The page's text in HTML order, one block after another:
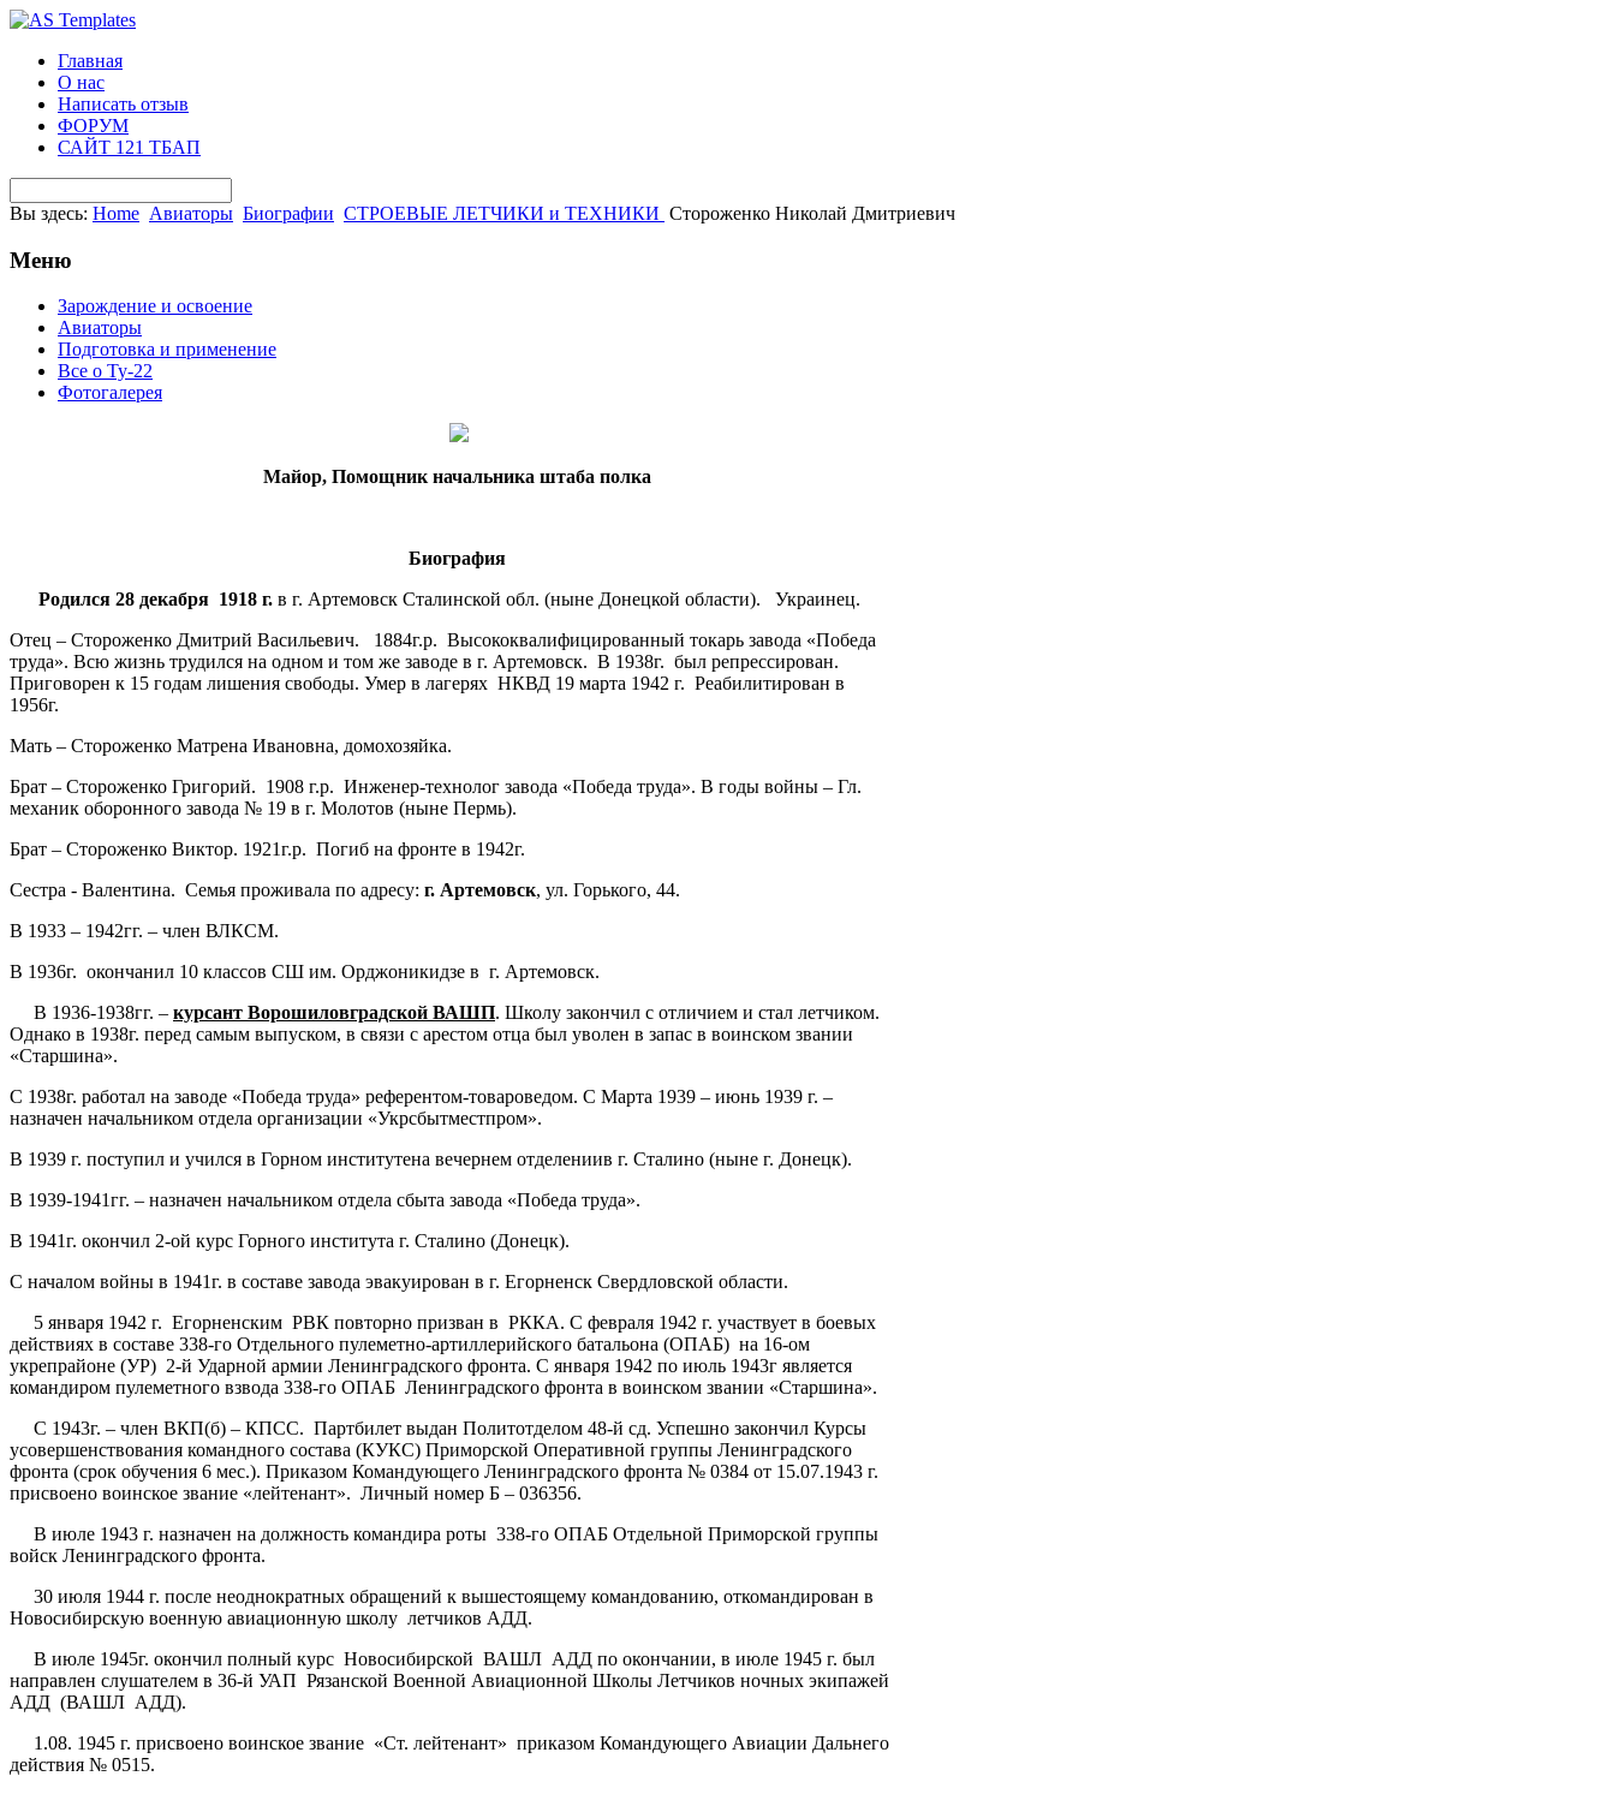
Главная
О нас
Написать отзыв
ФОРУМ
САЙТ 121 ТБАП
Вы здесь: Home Авиаторы Биографии СТРОЕВЫЕ ЛЕТЧИКИ и ТЕХНИКИ Стороженко Николай Дмитриевич
Меню
Зарождение и освоение
Авиаторы
Подготовка и применение
Все о Ту-22
Фотогалерея
Майор, Помощник начальника штаба полка
Биография
Родился 28 декабря 1918 г. в г. Артемовск Сталинской обл. (ныне Донецкой области). Украинец.
Отец – Стороженко Дмитрий Васильевич. 1884г.р. Высококвалифицированный токарь завода «Победа
труда». Всю жизнь трудился на одном и том же заводе в г. Артемовск. В 1938г. был репрессирован.
Приговорен к 15 годам лишения свободы. Умер в лагерях НКВД 19 марта 1942 г. Реабилитирован в
1956г.
Мать – Стороженко Матрена Ивановна, домохозяйка.
Брат – Стороженко Григорий. 1908 г.р. Инженер-технолог завода «Победа труда». В годы войны – Гл.
механик оборонного завода № 19 в г. Молотов (ныне Пермь).
Брат – Стороженко Виктор. 1921г.р. Погиб на фронте в 1942г.
Сестра - Валентина. Семья проживала по адресу: г. Артемовск, ул. Горького, 44.
В 1933 – 1942гг. – член ВЛКСМ.
В 1936г. окончанил 10 классов СШ им. Орджоникидзе в г. Артемовск.
В 1936-1938гг. – курсант Ворошиловградской ВАШП. Школу закончил с отличием и стал летчиком.
Однако в 1938г. перед самым выпуском, в связи с арестом отца был уволен в запас в воинском звании
«Старшина».
С 1938г. работал на заводе «Победа труда» референтом-товароведом. С Марта 1939 – июнь 1939 г. –
назначен начальником отдела организации «Укрсбытместпром».
В 1939 г. поступил и учился в Горном институтена вечернем отделениив г. Сталино (ныне г. Донецк).
В 1939-1941гг. – назначен начальником отдела сбыта завода «Победа труда».
В 1941г. окончил 2-ой курс Горного института г. Сталино (Донецк).
С началом войны в 1941г. в составе завода эвакуирован в г. Егорненск Свердловской области.
5 января 1942 г. Егорненским РВК повторно призван в РККА. С февраля 1942 г. участвует в боевых
действиях в составе 338-го Отдельного пулеметно-артиллерийского батальона (ОПАБ) на 16-ом
укрепрайоне (УР) 2-й Ударной армии Ленинградского фронта. С января 1942 по июль 1943г является
командиром пулеметного взвода 338-го ОПАБ Ленинградского фронта в воинском звании «Старшина».
С 1943г. – член ВКП(б) – КПСС. Партбилет выдан Политотделом 48-й сд. Успешно закончил Курсы
усовершенствования командного состава (КУКС) Приморской Оперативной группы Ленинградского
фронта (срок обучения 6 мес.). Приказом Командующего Ленинградского фронта № 0384 от 15.07.1943 г.
присвоено воинское звание «лейтенант». Личный номер Б – 036356.
В июле 1943 г. назначен на должность командира роты 338-го ОПАБ Отдельной Приморской группы
войск Ленинградского фронта.
30 июля 1944 г. после неоднократных обращений к вышестоящему командованию, откомандирован в
Новосибирскую военную авиационную школу летчиков АДД.
В июле 1945г. окончил полный курс Новосибирской ВАШЛ АДД по окончании, в июле 1945 г. был
направлен слушателем в 36-й УАП Рязанской Военной Авиационной Школы Летчиков ночных экипажей
АДД (ВАШЛ АДД).
1.08. 1945 г. присвоено воинское звание «Ст. лейтенант» приказом Командующего Авиации Дальнего
действия № 0515.